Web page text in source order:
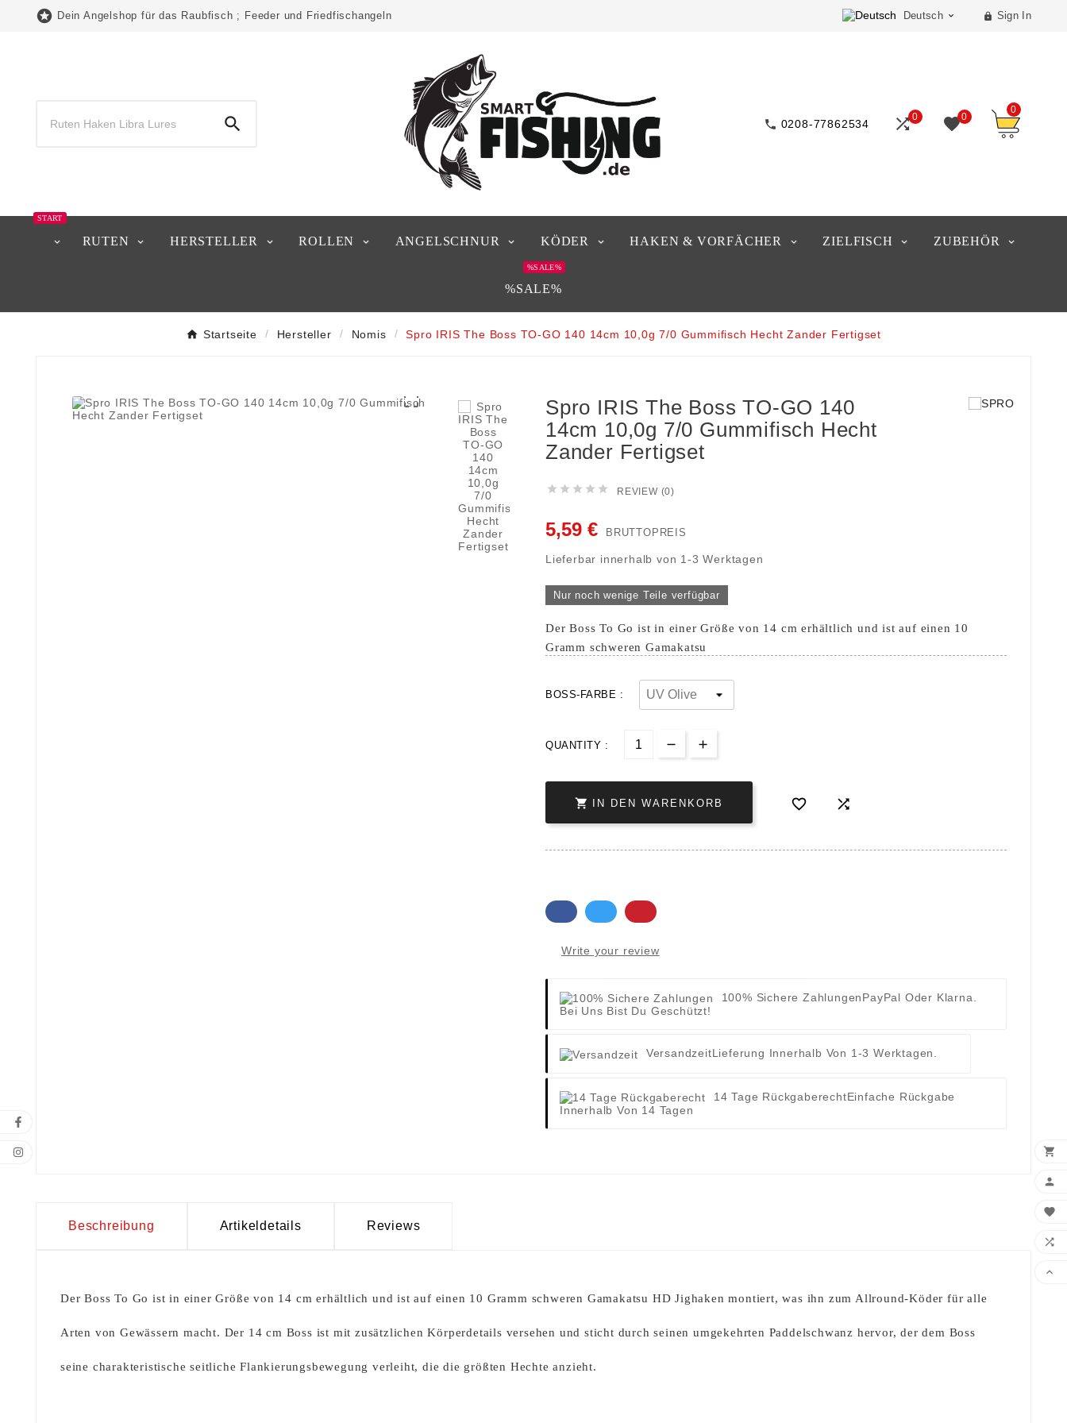
 Dein Angelshop für das Raubfisch ; Feeder und Friedfischangeln Deutsch   Sign In
  0208-77862534 0 0
0
START
RUTEN HERSTELLER ROLLEN ANGELSCHNUR KÖDER HAKEN & VORFÄCHER ZIELFISCH ZUBEHÖR
%SALE%
%SALE%
Startseite Hersteller Nomis Spro IRIS The Boss TO-GO 140 14cm 10,0g 7/0 Gummifisch Hecht Zander Fertigset

Spro IRIS The Boss TO-GO 140
14cm 10,0g 7/0 Gummifisch Hecht
Zander Fertigset
     REVIEW (0)
5,59 € BRUTTOPREIS
Lieferbar innerhalb von 1-3 Werktagen
Nur noch wenige Teile verfügbar
Der Boss To Go ist in einer Größe von 14 cm erhältlich und ist auf einen 10
Gramm schweren Gamakatsu
BOSS-FARBE :
QUANTITY :
 IN DEN WARENKORB  
Write your review
100% Sichere ZahlungenPayPal Oder Klarna.
Bei Uns Bist Du Geschützt!
VersandzeitLieferung Innerhalb Von 1-3 Werktagen.
14 Tage RückgaberechtEinfache Rückgabe
Innerhalb Von 14 Tagen
Beschreibung Artikeldetails Reviews
Der Boss To Go ist in einer Größe von 14 cm erhältlich und ist auf einen 10 Gramm schweren Gamakatsu HD Jighaken montiert, was ihn zum Allround-Köder für alle
Arten von Gewässern macht. Der 14 cm Boss ist mit zusätzlichen Körperdetails versehen und sticht durch seinen umgekehrten Paddelschwanz hervor, der dem Boss
seine charakteristische seitliche Flankierungsbewegung verleiht, die die größten Hechte anzieht.




